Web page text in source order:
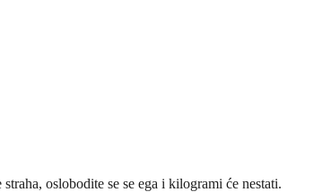
oslobodite se se ega i kilogrami će nestati.